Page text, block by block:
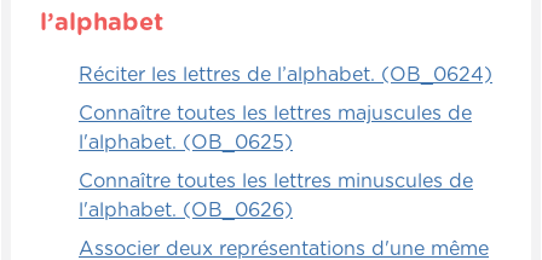
l’alphabet
Réciter les lettres de l’alphabet. (OB_0624)
Connaître toutes les lettres majuscules de
l'alphabet. (OB_0625)
Connaître toutes les lettres minuscules de
l'alphabet. (OB_0626)
Associer deux représentations d'une même